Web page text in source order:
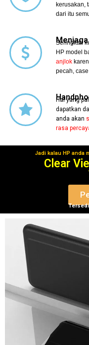
kerusakan,
dari itu
Seringkali
HP model
anjlok
pecah,
Hal yang
dapatkan
anda akan
rasa
Jadi kalau HP anda
Clear